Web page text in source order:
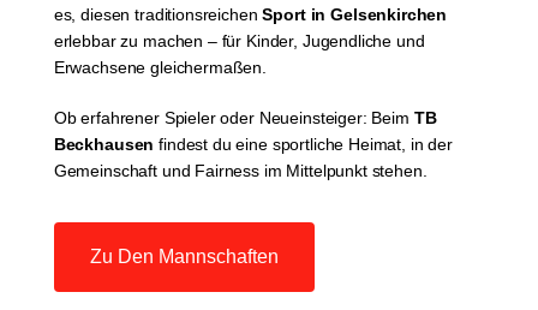
es, diesen traditionsreichenSport in Gelsenkirchen
erlebbar zu machen – für Kinder, Jugendliche und
Erwachsene gleichermaßen.
Ob erfahrener Spieler oder Neueinsteiger: Beim TB
Beckhausen findest du eine sportliche Heimat, in der
Gemeinschaft und Fairness im Mittelpunkt stehen.
Zu Den Mannschaften